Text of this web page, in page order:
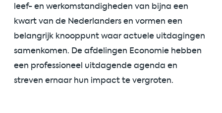
leef- en werkomstandigheden van bijna een
kwart van de Nederlanders en vormen een
belangrijk knooppunt waar actuele uitdagingen
samenkomen. De afdelingen Economie hebben
een professioneel uitdagende agenda en
streven ernaar hun impact te vergroten.